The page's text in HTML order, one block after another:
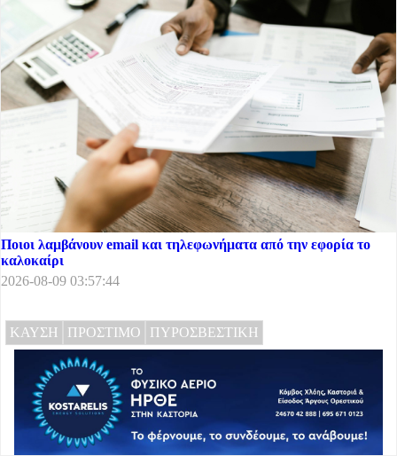
Ποιοι λαμβάνουν email και τηλεφωνήματα από την εφορία το
καλοκαίρι
2026-08-09 03:57:44
ΚΑΥΣΗ ΠΡΟΣΤΙΜΟ ΠΥΡΟΣΒΕΣΤΙΚΗ